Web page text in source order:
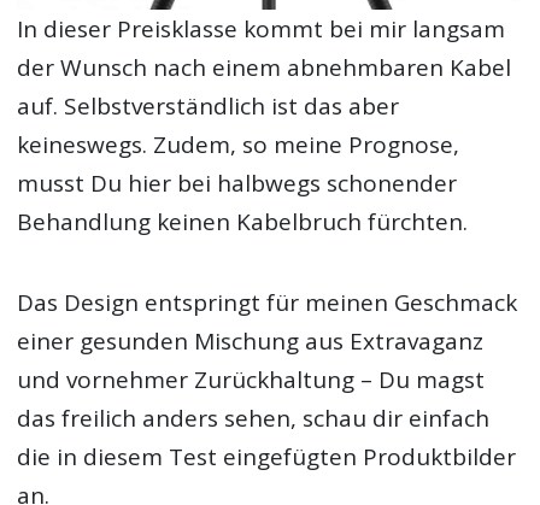
In dieser Preisklasse kommt bei mir langsam
der Wunsch nach einem abnehmbaren Kabel
auf. Selbstverständlich ist das aber
keineswegs. Zudem, so meine Prognose,
musst Du hier bei halbwegs schonender
Behandlung keinen Kabelbruch fürchten.
Das Design entspringt für meinen Geschmack
einer gesunden Mischung aus Extravaganz
und vornehmer Zurückhaltung – Du magst
das freilich anders sehen, schau dir einfach
die in diesem Test eingefügten Produktbilder
an.